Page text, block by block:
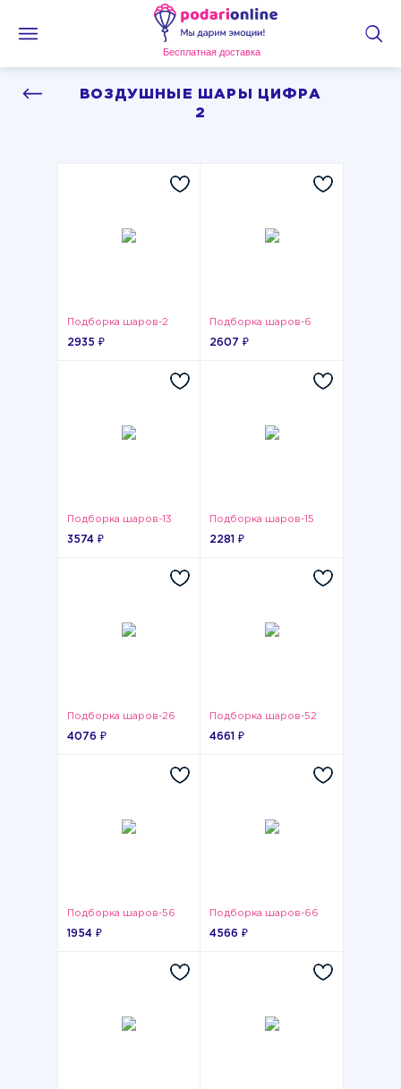
Бесплатная доставка
ВОЗДУШНЫЕ ШАРЫ ЦИФРА
2
Подборка шаров-2
2935 ₽
Подборка шаров-6
2607 ₽
Подборка шаров-13
3574 ₽
Подборка шаров-15
2281 ₽
Подборка шаров-26
4076 ₽
Подборка шаров-52
4661 ₽
Подборка шаров-56
1954 ₽
Подборка шаров-66
4566 ₽